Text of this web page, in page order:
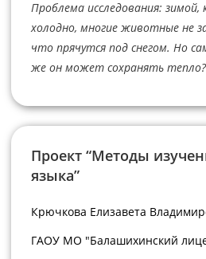
Проблема исследования: зимой,
холодно, многие животные не
что прячутся под снегом. Но
же он может сохранять
Проект “Методы
языка”
Крючкова Елизавета
ГАОУ МО "Балашихинский